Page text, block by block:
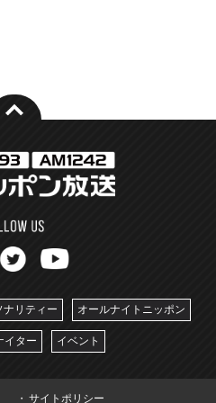
ナリティー オールナイトニッポン
イター イベント
サイトポリシー